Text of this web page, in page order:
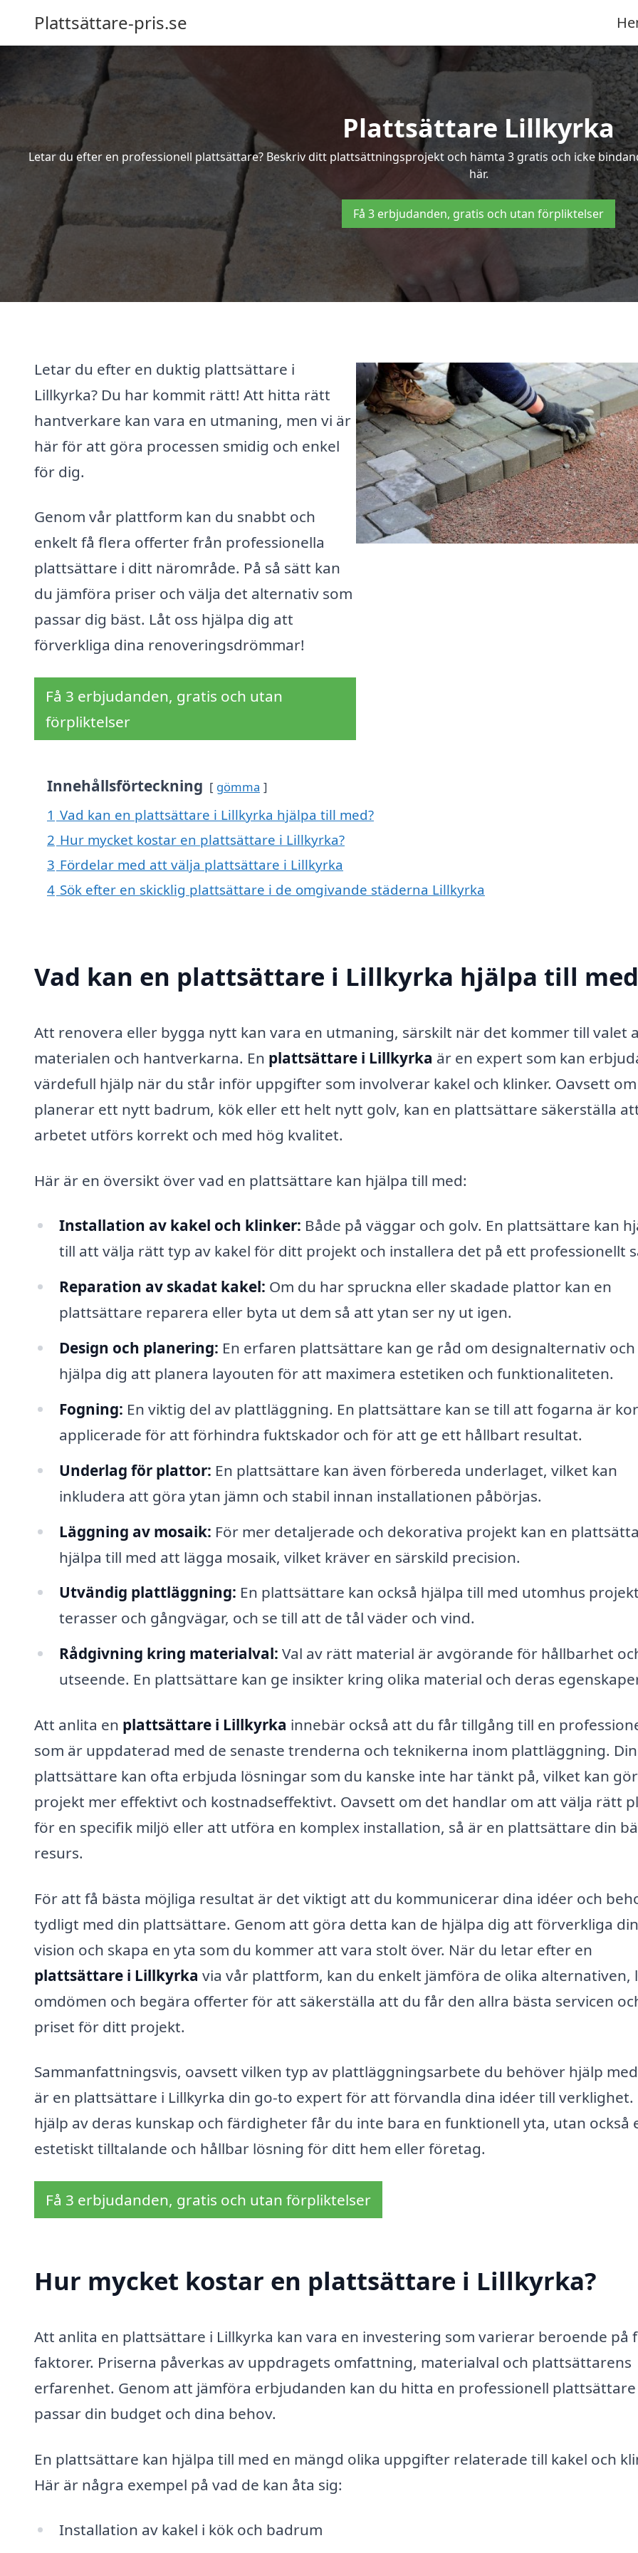
Plattsättare-pris.se
Plattsättare Lillkyrka
Letar du efter en professionell plattsättare? Beskriv ditt plattsättningsprojekt och hämta 3 gratis och icke
här.
Få 3 erbjudanden, gratis och utan förpliktelser
Letar du efter en duktig plattsättare i
Lillkyrka? Du har kommit rätt! Att hitta rätt
hantverkare kan vara en utmaning, men vi är
här för att göra processen smidig och enkel
för dig.
Genom vår plattform kan du snabbt och
enkelt få flera offerter från professionella
plattsättare i ditt närområde. På så sätt kan
du jämföra priser och välja det alternativ som
passar dig bäst. Låt oss hjälpa dig att
förverkliga dina renoveringsdrömmar!
Få 3 erbjudanden, gratis och utan
förpliktelser
Innehållsförteckning gömma
1 Vad kan en plattsättare i Lillkyrka hjälpa till med?
2 Hur mycket kostar en plattsättare i Lillkyrka?
3 Fördelar med att välja plattsättare i Lillkyrka
4 Sök efter en skicklig plattsättare i de omgivande städerna Lillkyrka
Vad kan en plattsättare i Lillkyrka hjälpa till
Att renovera eller bygga nytt kan vara en utmaning, särskilt när det kommer till valet
materialen och hantverkarna. En plattsättare i Lillkyrka är en expert som kan
värdefull hjälp när du står inför uppgifter som involverar kakel och klinker. Oavsett
planerar ett nytt badrum, kök eller ett helt nytt golv, kan en plattsättare säkerställa
arbetet utförs korrekt och med hög kvalitet.
Här är en översikt över vad en plattsättare kan hjälpa till med:
Installation av kakel och klinker: Både på väggar och golv. En plattsättare kan
till att välja rätt typ av kakel för ditt projekt och installera det på ett professionellt
Reparation av skadat kakel: Om du har spruckna eller skadade plattor kan en
plattsättare reparera eller byta ut dem så att ytan ser ny ut igen.
Design och planering: En erfaren plattsättare kan ge råd om designalternativ och
hjälpa dig att planera layouten för att maximera estetiken och funktionaliteten.
Fogning: En viktig del av plattläggning. En plattsättare kan se till att fogarna är
applicerade för att förhindra fuktskador och för att ge ett hållbart resultat.
Underlag för plattor: En plattsättare kan även förbereda underlaget, vilket kan
inkludera att göra ytan jämn och stabil innan installationen påbörjas.
Läggning av mosaik: För mer detaljerade och dekorativa projekt kan en
hjälpa till med att lägga mosaik, vilket kräver en särskild precision.
Utvändig plattläggning: En plattsättare kan också hjälpa till med utomhus
terasser och gångvägar, och se till att de tål väder och vind.
Rådgivning kring materialval: Val av rätt material är avgörande för hållbarhet
utseende. En plattsättare kan ge insikter kring olika material och deras
Att anlita en plattsättare i Lillkyrka innebär också att du får tillgång till en
som är uppdaterad med de senaste trenderna och teknikerna inom plattläggning. Din
plattsättare kan ofta erbjuda lösningar som du kanske inte har tänkt på, vilket kan
projekt mer effektivt och kostnadseffektivt. Oavsett om det handlar om att välja rätt
för en specifik miljö eller att utföra en komplex installation, så är en plattsättare din
resurs.
För att få bästa möjliga resultat är det viktigt att du kommunicerar dina idéer och
tydligt med din plattsättare. Genom att göra detta kan de hjälpa dig att förverkliga din
vision och skapa en yta som du kommer att vara stolt över. När du letar efter en
plattsättare i Lillkyrka via vår plattform, kan du enkelt jämföra de olika alternativen,
omdömen och begära offerter för att säkerställa att du får den allra bästa servicen
priset för ditt projekt.
Sammanfattningsvis, oavsett vilken typ av plattläggningsarbete du behöver hjälp
är en plattsättare i Lillkyrka din go-to expert för att förvandla dina idéer till verklighet.
hjälp av deras kunskap och färdigheter får du inte bara en funktionell yta, utan också
estetiskt tilltalande och hållbar lösning för ditt hem eller företag.
Få 3 erbjudanden, gratis och utan förpliktelser
Hur mycket kostar en plattsättare i Lillkyrka?
Att anlita en plattsättare i Lillkyrka kan vara en investering som varierar beroende på
faktorer. Priserna påverkas av uppdragets omfattning, materialval och plattsättarens
erfarenhet. Genom att jämföra erbjudanden kan du hitta en professionell plattsättare
passar din budget och dina behov.
En plattsättare kan hjälpa till med en mängd olika uppgifter relaterade till kakel och
Här är några exempel på vad de kan åta sig:
Installation av kakel i kök och badrum